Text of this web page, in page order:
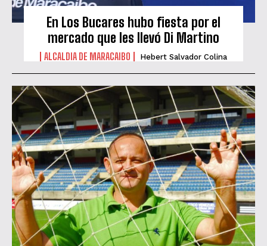
En Los Bucares hubo fiesta por el
mercado que les llevó Di Martino
ALCALDIA DE MARACAIBO Hebert Salvador Colina